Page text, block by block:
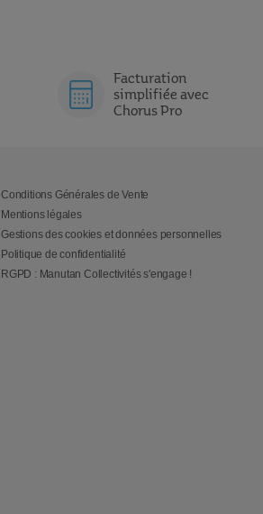
Facturation
simplifiée avec
Chorus Pro
Conditions Générales de Vente
Mentions légales
Gestions des cookies et données personnelles
Politique de confidentialité
RGPD : Manutan Collectivités s'engage !